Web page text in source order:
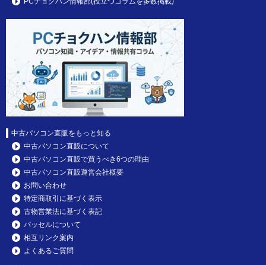
中古パソコン直販をもっと知る
中古パソコン直販について
中古パソコン直販で買うべき6つの理由
中古パソコン直販運営会社概要
お問い合わせ
特定商取引に基づく表示
古物営業法に基づく表記
パッセルについて
相互リンク案内
よくあるご質問